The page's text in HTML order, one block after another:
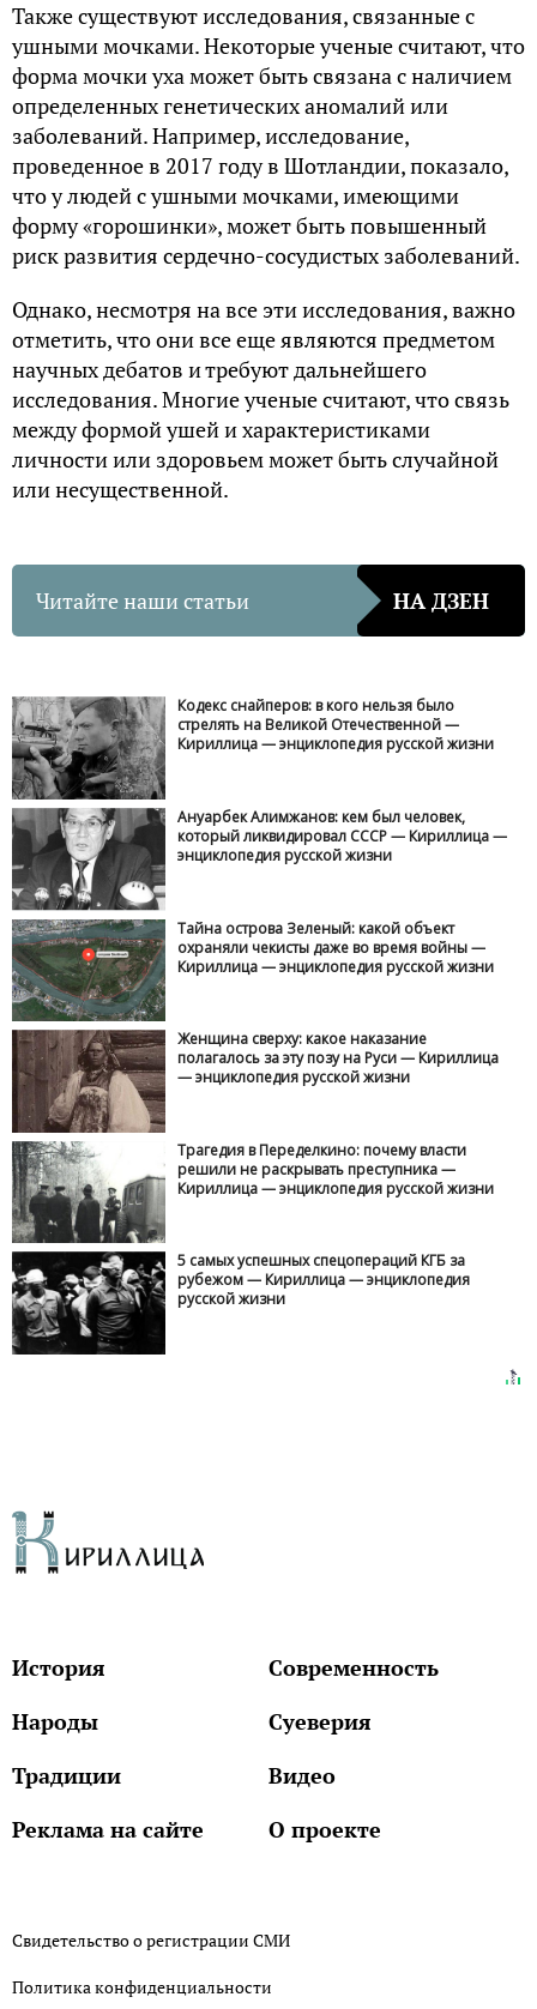
Также существуют исследования, связанные с
ушными мочками. Некоторые ученые считают, что
форма мочки уха может быть связана с наличием
определенных генетических аномалий или
заболеваний. Например, исследование,
проведенное в 2017 году в Шотландии, показало,
что у людей с ушными мочками, имеющими
форму «горошинки», может быть повышенный
риск развития сердечно-сосудистых заболеваний.
Однако, несмотря на все эти исследования, важно
отметить, что они все еще являются предметом
научных дебатов и требуют дальнейшего
исследования. Многие ученые считают, что связь
между формой ушей и характеристиками
личности или здоровьем может быть случайной
или несущественной.
Читайте наши статьи НА ДЗЕН
Кодекс снайперов: в кого нельзя было
стрелять на Великой Отечественной —
Кириллица — энциклопедия русской жизни
Ануарбек Алимжанов: кем был человек,
который ликвидировал СССР — Кириллица —
энциклопедия русской жизни
Тайна острова Зеленый: какой объект
охраняли чекисты даже во время войны —
Кириллица — энциклопедия русской жизни
Женщина сверху: какое наказание
полагалось за эту позу на Руси — Кириллица
— энциклопедия русской жизни
Трагедия в Переделкино: почему власти
решили не раскрывать преступника —
Кириллица — энциклопедия русской жизни
5 самых успешных спецопераций КГБ за
рубежом — Кириллица — энциклопедия
русской жизни
История
Современность
Народы
Суеверия
Традиции
Видео
Реклама на сайте
О проекте
Свидетельство о регистрации СМИ
Политика конфиденциальности